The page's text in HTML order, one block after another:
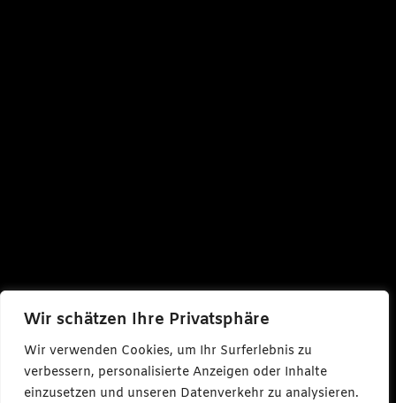
Wir schätzen Ihre Privatsphäre
Wir verwenden Cookies, um Ihr Surferlebnis zu
verbessern, personalisierte Anzeigen oder Inhalte
einzusetzen und unseren Datenverkehr zu analysieren.